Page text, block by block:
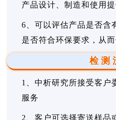
产品设计、制造和使用提
6、可以评估产品是否含
是否符合环保要求，从
检测
1、中析研究所接受客户
服务
2、客户可选择寄送样品